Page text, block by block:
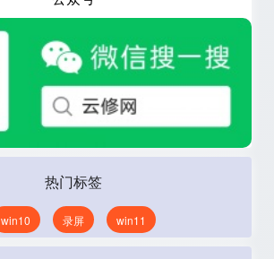
热门标签
win10 录屏 win11